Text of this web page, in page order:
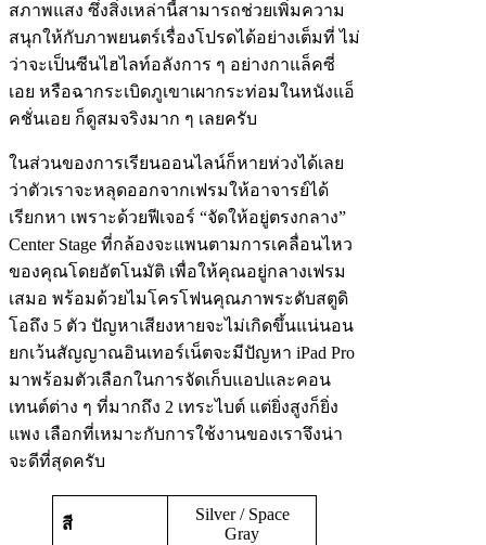
สภาพแสง ซึ่งสิ่งเหล่านี้สามารถช่วยเพิ่มความ
สนุกให้กับภาพยนตร์เรื่องโปรดได้อย่างเต็มที่ ไม่
ว่าจะเป็นซีนไฮไลท์อลังการ ๆ อย่างกาแล็คซี่
เอย หรือฉากระเบิดภูเขาเผากระท่อมในหนังแอ็
คชั่นเอย ก็ดูสมจริงมาก ๆ เลยครับ
ในส่วนของการเรียนออนไลน์ก็หายห่วงได้เลย
ว่าตัวเราจะหลุดออกจากเฟรมให้อาจารย์ได้
เรียกหา เพราะด้วยฟีเจอร์ “จัดให้อยู่ตรงกลาง”
Center Stage ที่กล้องจะแพนตามการเคลื่อนไหว
ของคุณโดยอัตโนมัติ เพื่อให้คุณอยู่กลางเฟรม
เสมอ พร้อมด้วยไมโครโฟนคุณภาพระดับสตูดิ
โอถึง 5 ตัว ปัญหาเสียงหายจะไม่เกิดขึ้นแน่นอน
ยกเว้นสัญญาณอินเทอร์เน็ตจะมีปัญหา iPad Pro
มาพร้อมตัวเลือกในการจัดเก็บแอปและคอน
เทนต์ต่าง ๆ ที่มากถึง 2 เทระไบต์ แต่ยิ่งสูงก็ยิ่ง
แพง เลือกที่เหมาะกับการใช้งานของเราจึงน่า
จะดีที่สุดครับ
สี
Silver / Space
Gray